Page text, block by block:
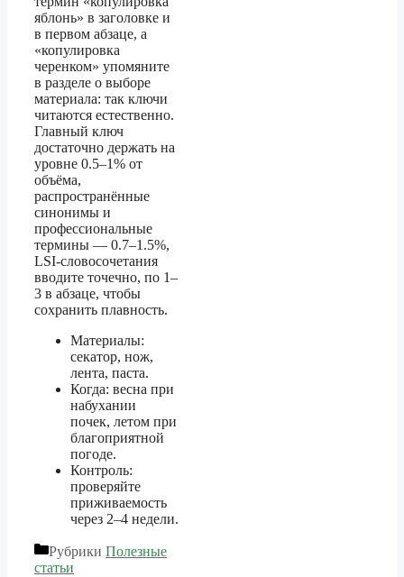
яблонь» в заголовке и
в первом абзаце, а
«копулировка
черенком» упомяните
в разделе о выборе
материала: так ключи
читаются естественно.
Главный ключ
достаточно держать на
уровне 0.5–1% от
объёма,
распространённые
синонимы и
профессиональные
термины — 0.7–1.5%,
LSI‑словосочетания
вводите точечно, по 1–
3 в абзаце, чтобы
сохранить плавность.
Материалы:
секатор, нож,
лента, паста.
Когда: весна при
набухании
почек, летом при
благоприятной
погоде.
Контроль:
проверяйте
приживаемость
через 2–4 недели.
Рубрики Полезные
статьи